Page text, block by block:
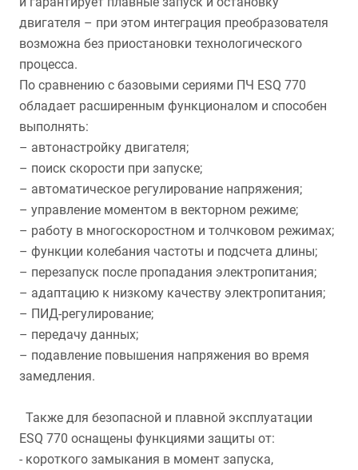
двигателя – при этом интеграция преобразователя
возможна без приостановки технологического
процесса.
По сравнению с базовыми сериями ПЧ ESQ 770
обладает расширенным функционалом и способен
выполнять:
– автонастройку двигателя;
– поиск скорости при запуске;
– автоматическое регулирование напряжения;
– управление моментом в векторном режиме;
– работу в многоскоростном и толчковом режимах;
– функции колебания частоты и подсчета длины;
– перезапуск после пропадания электропитания;
– адаптацию к низкому качеству электропитания;
– ПИД-регулирование;
– передачу данных;
– подавление повышения напряжения во время
замедления.
Также для безопасной и плавной эксплуатации
ESQ 770 оснащены функциями защиты от:
- короткого замыкания в момент запуска,